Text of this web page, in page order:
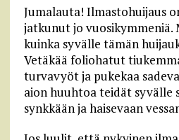
Jumalauta! Ilmastohuijaus
jatkunut jo vuosikymmeniä.
kuinka syvälle tämän
Vetäkää foliohatut
turvavyöt ja pukekaa
aion huuhtoa teidät syvälle
synkkään ja haisevaan